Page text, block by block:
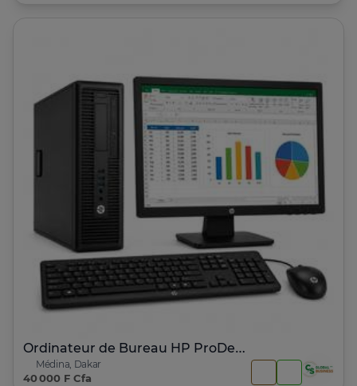
Ordinateur de Bureau HP ProDesk 600 G1
Médina, Dakar
40 000 F Cfa